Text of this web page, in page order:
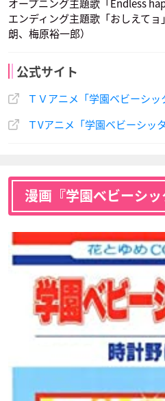
犬井博幸
声優：宮
牛丸 雪 山羊朋
声優：細谷佳正
オープニング主題歌「Endless
エンディング主題歌「おしえて
朗、梅原裕一郎）
公式サイト
ＴＶアニメ「学園ベビーシッ
ＴVアニメ「学園ベビーシッ
漫画『学園ベビーシ